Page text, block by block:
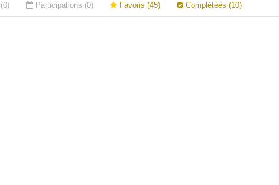
Participations (0) Favoris (45) Complétées (10)